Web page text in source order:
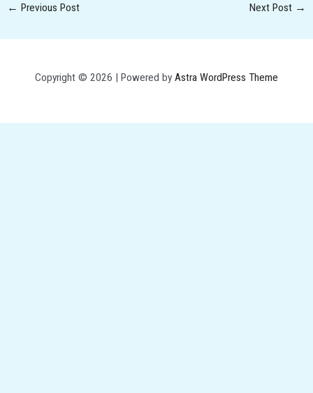
← Previous Post Next Post →
Copyright © 2026 | Powered by Astra WordPress Theme